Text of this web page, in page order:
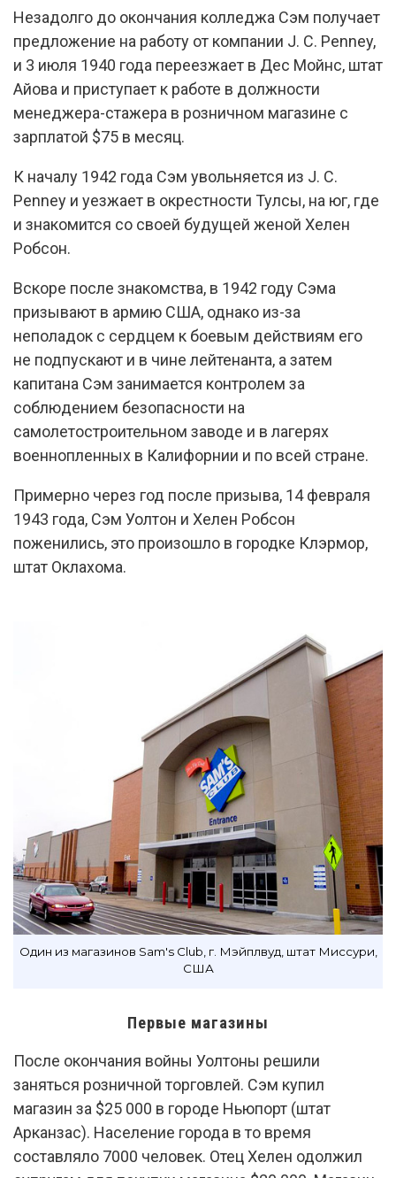
Незадолго до окончания колледжа Сэм получает
предложение на работу от компании J. C. Penney,
и 3 июля 1940 года переезжает в Дес Мойнс, штат
Айова и приступает к работе в должности
менеджера-стажера в розничном магазине с
зарплатой $75 в месяц.
К началу 1942 года Сэм увольняется из J. C.
Penney и уезжает в окрестности Тулсы, на юг, где
и знакомится со своей будущей женой Хелен
Робсон.
Вскоре после знакомства, в 1942 году Сэма
призывают в армию США, однако из-за
неполадок с сердцем к боевым действиям его
не подпускают и в чине лейтенанта, а затем
капитана Сэм занимается контролем за
соблюдением безопасности на
самолетостроительном заводе и в лагерях
военнопленных в Калифорнии и по всей стране.
Примерно через год после призыва, 14 февраля
1943 года, Сэм Уолтон и Хелен Робсон
поженились, это произошло в городке Клэрмор,
штат Оклахома.
Один из магазинов Sam's Club, г. Мэйплвуд, штат Миссури,
США
Первые магазины
После окончания войны Уолтоны решили
заняться розничной торговлей. Сэм купил
магазин за $25 000 в городе Ньюпорт (штат
Арканзас). Население города в то время
составляло 7000 человек. Отец Хелен одолжил